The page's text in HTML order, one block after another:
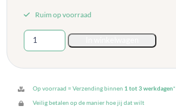
Ruim op voorraad
Rubberen
Voetbal
5
aantal
Op voorraad = Verzending binnen 1 tot 3 werkdagen*
Veilig betalen op de manier hoe jij dat wilt